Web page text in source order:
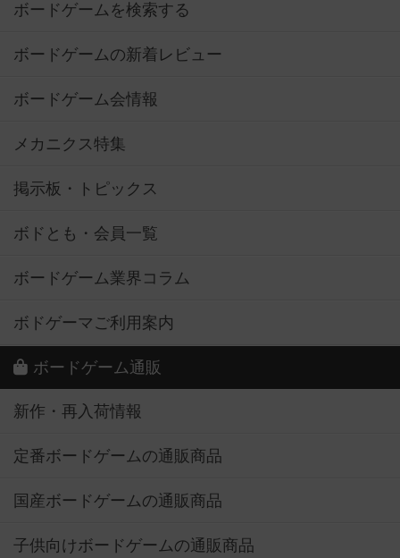
ボードゲームを検索する
ボードゲームの新着レビュー
ボードゲーム会情報
メカニクス特集
掲示板・トピックス
ボドとも・会員一覧
ボードゲーム業界コラム
ボドゲーマご利用案内
ボードゲーム通販
新作・再入荷情報
定番ボードゲームの通販商品
国産ボードゲームの通販商品
子供向けボードゲームの通販商品